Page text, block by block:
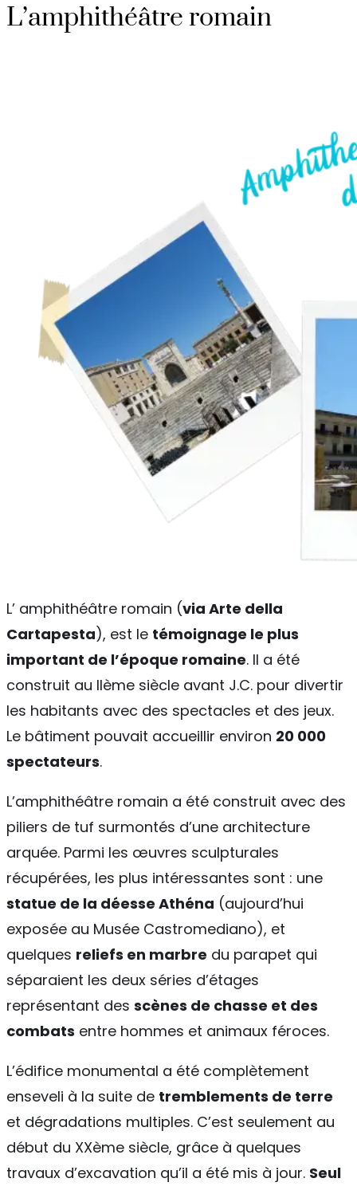
L’amphithéâtre romain
L’ amphithéâtre romain (via Arte della
Cartapesta), est le témoignage le plus
important de l’époque romaine. Il a été
construit au IIème siècle avant J.C. pour divertir
les habitants avec des spectacles et des jeux.
Le bâtiment pouvait accueillir environ 20 000
spectateurs.
L’amphithéâtre romain a été construit avec des
piliers de tuf surmontés d’une architecture
arquée. Parmi les œuvres sculpturales
récupérées, les plus intéressantes sont : une
statue de la déesse Athéna (aujourd’hui
exposée au Musée Castromediano), et
quelques reliefs en marbre du parapet qui
séparaient les deux séries d’étages
représentant des scènes de chasse et des
combats entre hommes et animaux féroces.
L’édifice monumental a été complètement
enseveli à la suite de tremblements de terre
et dégradations multiples. C’est seulement au
début du XXème siècle, grâce à quelques
travaux d’excavation qu’il a été mis à jour. Seul